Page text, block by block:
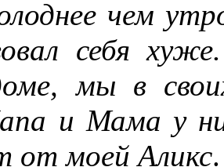
чем
себя
мы в
и Мама у
от моей Аликс.